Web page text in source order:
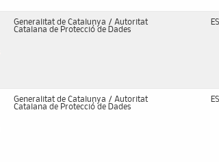
Generalitat de Catalunya / Autoritat
Catalana de Protecció de Dades
ES
Generalitat de Catalunya / Autoritat
Catalana de Protecció de Dades
ES